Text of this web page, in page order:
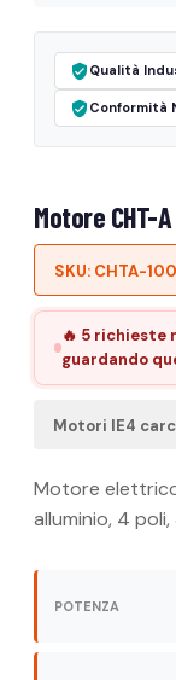
Qualità
Conformità
Motore CHT-
SKU: CHTA-
🔥 5 richieste
guardando
Motori IE4
Motore
alluminio, 4 poli,
POTENZA